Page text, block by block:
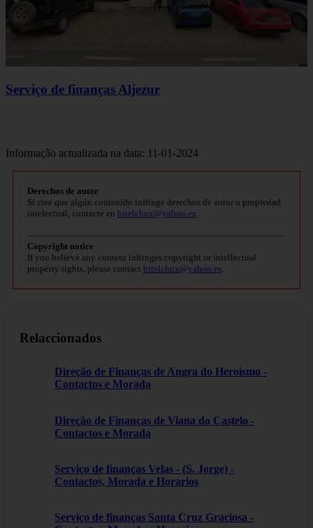
Serviço de finanças Aljezur
Informação actualizada na data: 11-01-2024
Derechos de autor
Si cree que algún contenido infringe derechos de autor o propiedad
intelectual, contacte en bitelchux@yahoo.es.
Copyright notice
If you believe any content infringes copyright or intellectual
property rights, please contact bitelchux@yahoo.es.
Relaccionados
Direção de Finanças de Angra do Heroísmo -
Contactos e Morada
Direção de Finanças de Viana do Castelo -
Contactos e Morada
Serviço de finanças Velas - (S. Jorge) -
Contactos, Morada e Horarios
Serviço de finanças Santa Cruz Graciosa -